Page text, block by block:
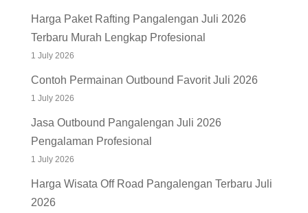
Harga Paket Rafting Pangalengan Juli 2026
Terbaru Murah Lengkap Profesional
1 July 2026
Contoh Permainan Outbound Favorit Juli 2026
1 July 2026
Jasa Outbound Pangalengan Juli 2026
Pengalaman Profesional
1 July 2026
Harga Wisata Off Road Pangalengan Terbaru Juli
2026